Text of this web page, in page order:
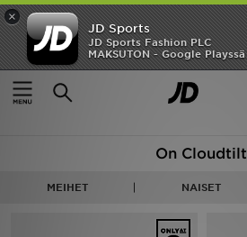
×
JD Sports
JD Sports Fashion PLC
MAKSUTON - Google Playssä
Etusivu
On Running Cloudtilt
14 tuotetta
On Cloudtilt
MEIHET NAISET
Etusivu
ALE
Miehet